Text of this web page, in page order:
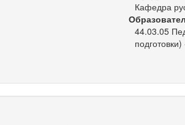
Кафедра
44.03.05